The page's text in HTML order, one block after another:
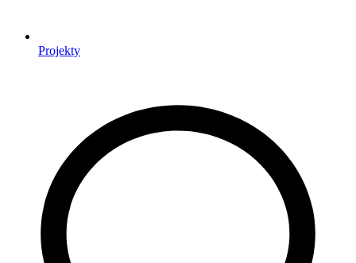
Projekty